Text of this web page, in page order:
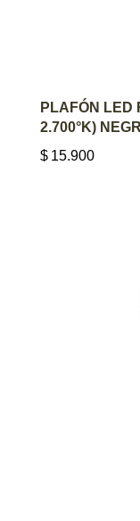
PLAFÓN LED
2.700°K)
$ 15.900